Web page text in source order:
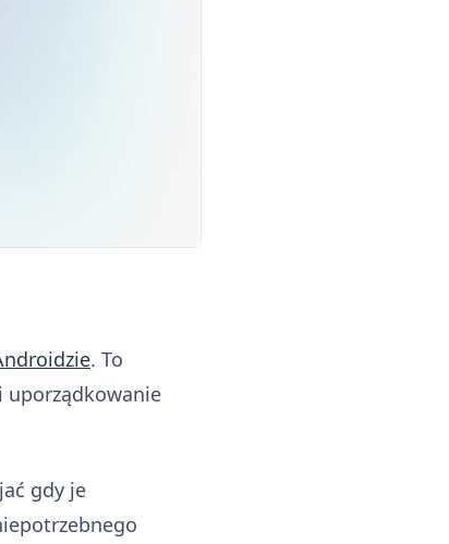
. To
uporządkowanie
gdy je